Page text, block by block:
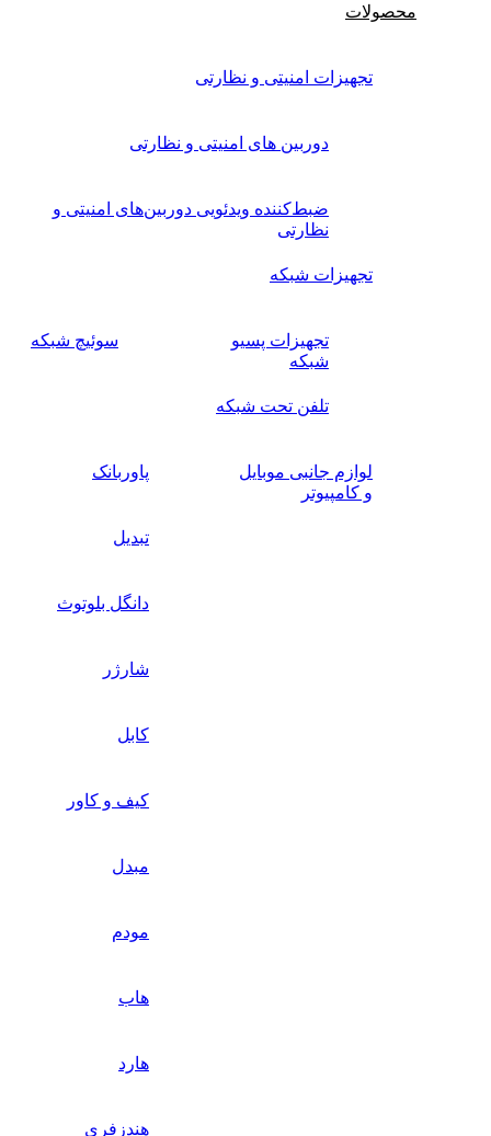
محصولات
تجهیزات امنیتی و نظارتی
دوربین های امنیتی و نظارتی
ضبط‌کننده ویدئویی دوربین‌های امنیتی و
نظارتی
تجهیزات شبکه
تجهیزات پسیو
شبکه
سوئیچ‌ شبکه
تلفن تحت شبکه
لوازم جانبی موبایل
و کامپیوتر
پاوربانک
تبدیل
دانگل بلوتوث
شارژر
کابل
کیف و کاور
مبدل
مودم
هاب
هارد
هندزفری